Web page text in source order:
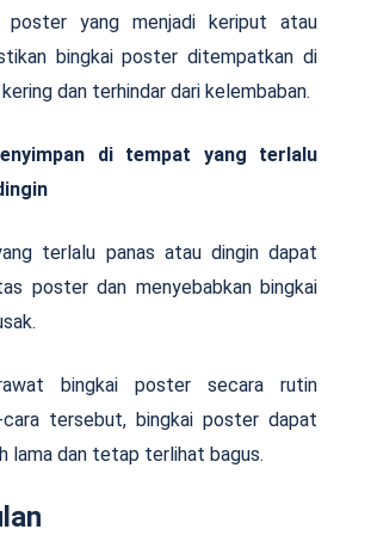
poster yang menjadi keriput atau
bingkai poster ditempatkan di
dan terhindar dari kelembaban.
di tempat yang terlalu
terlalu panas atau dingin dapat
poster dan menyebabkan bingkai
bingkai poster secara rutin
cara tersebut, bingkai poster dapat
lama dan tetap terlihat bagus.